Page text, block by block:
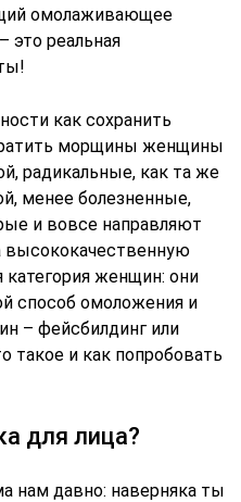
омолаживающее
это реальная
как сохранить
морщины женщины
радикальные, как та же
менее болезненные,
и вовсе направляют
категория женщин: они
способ омоложения и
– фейсбилдинг или
такое и как попробовать
для лица?
нам давно: наверняка ты